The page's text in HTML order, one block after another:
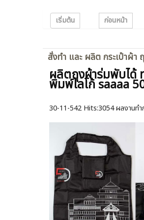
เริ่มต้น ก่อนหน้า
สั่งทำ และ ผลิต กระเป๋าผ้า
ผลิตถุงผ้าร่มพับได้
พิมพ์โลโก้ saaaa
30-11-542 Hits:3054 ผลงานทำ